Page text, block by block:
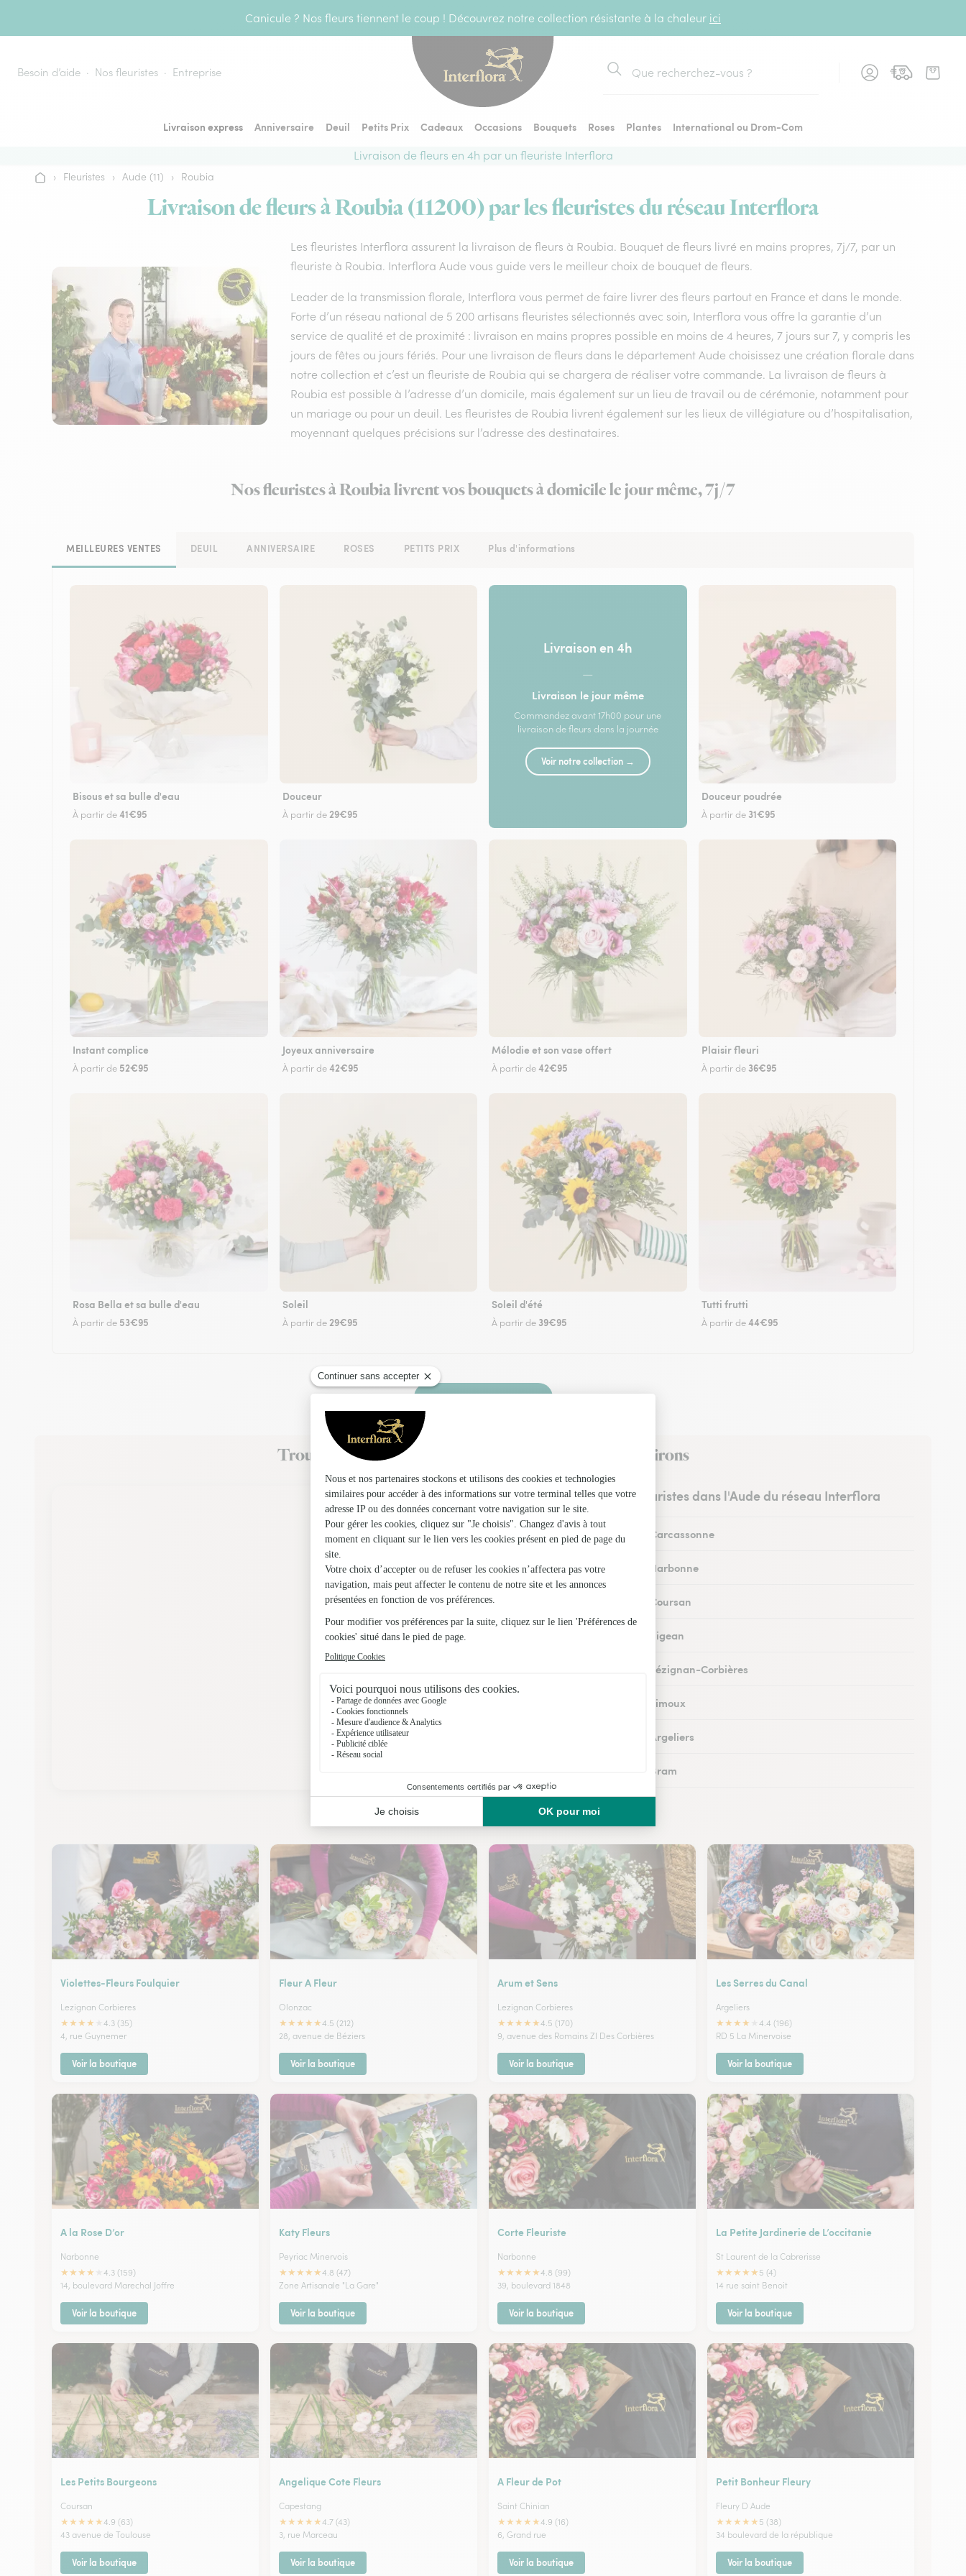
Canicule ? Nos fleurs tiennent le coup ! Découvrez notre collection résistante à la chaleur ici
Besoin d’aide Nos fleuristes Entreprise
Rechercher
Livraison express Anniversaire Deuil Petits Prix Cadeaux Occasions Bouquets Roses Plantes
International ou Drom-Com
Livraison de fleurs en 4h par un fleuriste Interflora
Accueil
› Fleuristes › Aude (11) › Roubia
Livraison de fleurs à Roubia (11200) par les fleuristes du réseau Interflora
Les fleuristes Interflora assurent la livraison de fleurs à Roubia. Bouquet de fleurs livré en mains propres, 7j/7, par un
fleuriste à Roubia. Interflora Aude vous guide vers le meilleur choix de bouquet de fleurs.
Leader de la transmission florale, Interflora vous permet de faire livrer des fleurs partout en France et dans le monde.
Forte d’un réseau national de 5 200 artisans fleuristes sélectionnés avec soin, Interflora vous offre la garantie d’un
service de qualité et de proximité : livraison en mains propres possible en moins de 4 heures, 7 jours sur 7, y compris les
jours de fêtes ou jours fériés. Pour une livraison de fleurs dans le département Aude choisissez une création florale dans
notre collection et c’est un fleuriste de Roubia qui se chargera de réaliser votre commande. La livraison de fleurs à
Roubia est possible à l’adresse d’un domicile, mais également sur un lieu de travail ou de cérémonie, notamment pour
un mariage ou pour un deuil. Les fleuristes de Roubia livrent également sur les lieux de villégiature ou d’hospitalisation,
moyennant quelques précisions sur l’adresse des destinataires.
Nos fleuristes à Roubia livrent vos bouquets à domicile le jour même, 7j/7
MEILLEURES VENTES DEUIL ANNIVERSAIRE ROSES PETITS PRIX Plus d'informations
Bisous et sa bulle d'eau
À partir de41€95
Douceur
À partir de 29€95
Livraison en 4h
—
Livraison le jour même
Commandez avant 17h00 pour une
livraison de fleurs dans la journée
Voir notre collection →
Douceur poudrée
À partir de 31€95
Instant complice
À partir de 52€95
Joyeux anniversaire
À partir de42€95
Mélodie et son vase offert
À partir de42€95
Plaisir fleuri
À partir de 36€95
Rosa Bella et sa bulle d'eau
À partir de 53€95
Soleil
À partir de 29€95
Soleil d'été
À partir de 39€95
Tutti frutti
À partir de44€95
Faire livrer des fleurs
Trouvez un fleuriste Interflora à Roubia et dans ses environs
Les fleuristes dans l'Aude du réseau Interflora
Fleuristes à Carcassonne
Fleuristes à Narbonne
Fleuristes à Coursan
Fleuristes à Sigean
Fleuristes à Lézignan-Corbières
Fleuristes à Limoux
Fleuristes à Argeliers
Fleuristes à Bram
Nos fleuristes à Roubia
Violettes-Fleurs Foulquier
Lezignan Corbieres
★★★★
4.3 (35)
4, rue Guynemer
Voir la boutique
Fleur A Fleur
Olonzac
★★★★★4.5 (212)
28, avenue de Béziers
Voir la boutique
Arum et Sens
Lezignan Corbieres
★★★★★4.5 (170)
9, avenue des Romains ZI Des Corbières
Voir la boutique
Les Serres du Canal
Argeliers
★★★★
4.4 (196)
RD 5 La Minervoise
Voir la boutique
A la Rose D’or
Narbonne
★★★★
4.3 (159)
14, boulevard Marechal Joffre
Voir la boutique
Katy Fleurs
Peyriac Minervois
★★★★★4.8 (47)
Zone Artisanale "La Gare"
Voir la boutique
Corte Fleuriste
Narbonne
★★★★★4.8 (99)
39, boulevard 1848
Voir la boutique
La Petite Jardinerie de L’occitanie
St Laurent de la Cabrerisse
★★★★★ 5 (4)
14 rue saint Benoit
Voir la boutique
Les Petits Bourgeons
Coursan
★★★★★4.9 (63)
43 avenue de Toulouse
Voir la boutique
Angelique Cote Fleurs
Capestang
★★★★★4.7 (43)
3, rue Marceau
Voir la boutique
A Fleur de Pot
Saint Chinian
★★★★★4.9 (16)
6, Grand rue
Voir la boutique
Petit Bonheur Fleury
Fleury D Aude
★★★★★ 5 (38)
34 boulevard de la république
Voir la boutique